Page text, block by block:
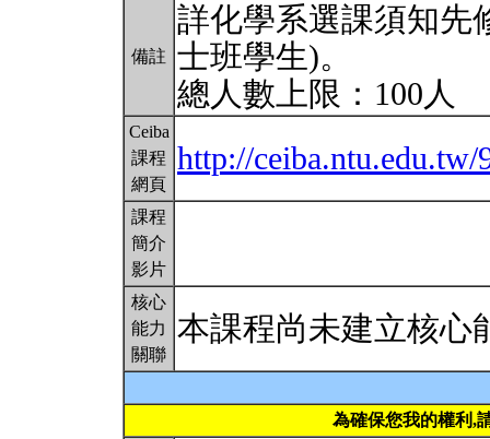
備註
詳化學系選課須知先
士班學生)。
總人數上限：100人
Ceiba
課程
網頁
http://ceiba.ntu.edu.tw/
課程
簡介
影片
核心
能力
關聯
本課程尚未建立核心
為確保您我的權利,